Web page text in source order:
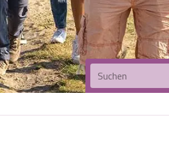
Suchen